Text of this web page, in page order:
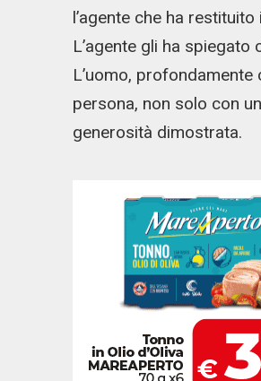
l’agente che ha
L’agente gli ha
L’uomo,
persona, non solo con
generosità dimostrata.